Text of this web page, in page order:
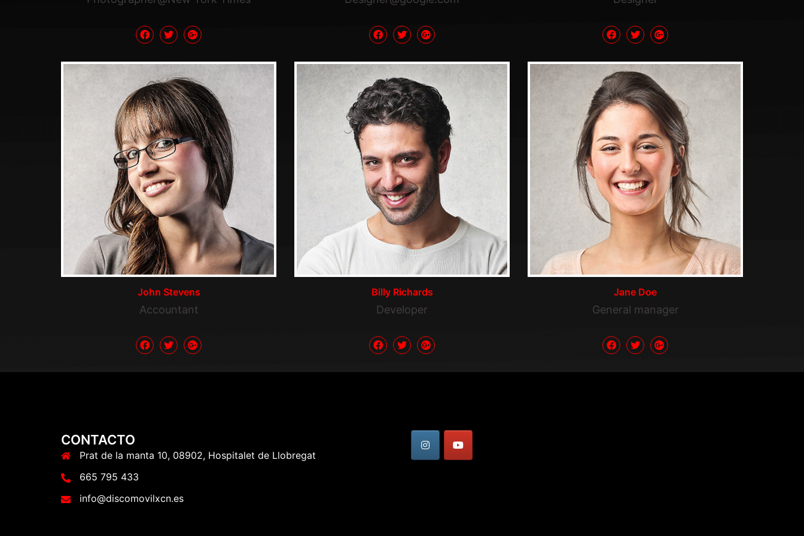
John Stevens
Accountant
Billy Richards
Developer
Jane Doe
General manager
CONTACTO
Prat de la manta 10, 08902, Hospitalet de Llobregat
665 795 433
info@discomovilxcn.es